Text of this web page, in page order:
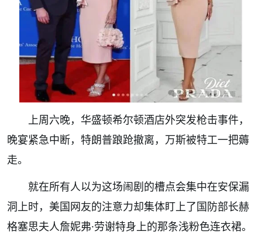
上周六晚，华盛顿希尔顿酒店外突发枪击事件，
晚宴紧急中断，特朗普踉跄撤离，万斯被特工一把薅
走。
就在所有人以为这场闹剧的槽点会集中在安保漏
洞上时，美国网友的注意力却集体盯上了国防部长赫
格塞思夫人詹妮弗·劳谢特身上的那条浅粉色连衣裙。